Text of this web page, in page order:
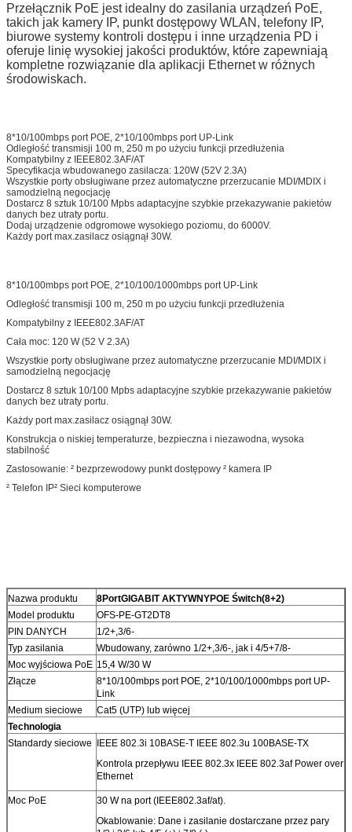
Przełącznik PoE jest idealny do zasilania urządzeń PoE,
takich jak kamery IP, punkt dostępowy WLAN, telefony IP,
biurowe systemy kontroli dostępu i inne urządzenia PD i
oferuje linię wysokiej jakości produktów, które zapewniają
kompletne rozwiązanie dla aplikacji Ethernet w różnych
środowiskach.
8*10/100mbps port POE, 2*10/100mbps port UP-Link
Odległość transmisji 100 m, 250 m po użyciu funkcji przedłużenia
Kompatybilny z IEEE802.3AF/AT
Specyfikacja wbudowanego zasilacza: 120W (52V 2.3A)
Wszystkie porty obsługiwane przez automatyczne przerzucanie MDI/MDIX i
samodzielną negocjację
Dostarcz 8 sztuk 10/100 Mpbs adaptacyjne szybkie przekazywanie pakietów
danych bez utraty portu.
Dodaj urządzenie odgromowe wysokiego poziomu, do 6000V.
Każdy port max.zasilacz osiągnął 30W.
8*10/100mbps port POE, 2*10/100/1000mbps port UP-Link
Odległość transmisji 100 m, 250 m po użyciu funkcji przedłużenia
Kompatybilny z IEEE802.3AF/AT
Cała moc: 120 W (52 V 2.3A)
Wszystkie porty obsługiwane przez automatyczne przerzucanie MDI/MDIX i
samodzielną negocjację
Dostarcz 8 sztuk 10/100 Mpbs adaptacyjne szybkie przekazywanie pakietów
danych bez utraty portu.
Każdy port max.zasilacz osiągnął 30W.
Konstrukcja o niskiej temperaturze, bezpieczna i niezawodna, wysoka
stabilność
Zastosowanie: ² bezprzewodowy punkt dostępowy ² kamera IP
² Telefon IP² Sieci komputerowe
Nazwa produktu 8PortGIGABIT AKTYWNYPOE Świtch(8+2)
Model produktu
OFS-PE-GT2DT8
PIN DANYCH
1/2+,3/6-
Typ zasilania
Wbudowany, zarówno 1/2+,3/6-, jak i 4/5+7/8-
Moc wyjściowa PoE 15,4 W/30 W
Złącze
8*10/100mbps port POE, 2*10/100/1000mbps port UP-
Link
Medium sieciowe
Cat5 (UTP) lub więcej
Technologia
Standardy sieciowe IEEE 802.3i 10BASE-T IEEE 802.3u 100BASE-TX
Kontrola przepływu IEEE 802.3x IEEE 802.3af Power over
Ethernet
Moc PoE
30 W na port (IEEE802.3af/at).
Okablowanie: Dane i zasilanie dostarczane przez pary